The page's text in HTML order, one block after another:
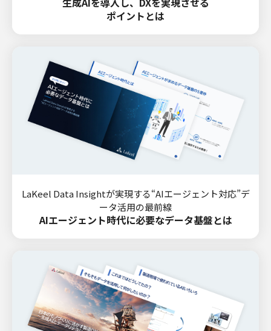
ポイントとは
LaKeel Data Insightが実現する“AIエージェント対応”デ
ータ活用の最前線
AIエージェント時代に必要なデータ基盤とは